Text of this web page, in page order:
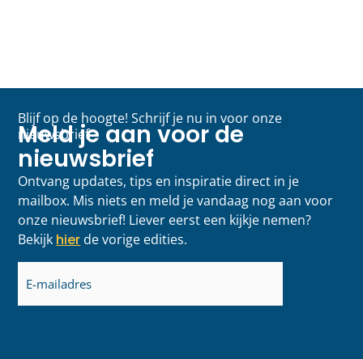
Blijf op de hoogte! Schrijf je nu in voor onze
nieuwsbrief
Meld je aan voor de
nieuwsbrief
Ontvang updates, tips en inspiratie direct in je
mailbox. Mis niets en meld je vandaag nog aan voor
onze nieuwsbrief! Liever eerst een kijkje nemen?
Bekijk hier de vorige edities.
E-
mailadres
(Vereist)